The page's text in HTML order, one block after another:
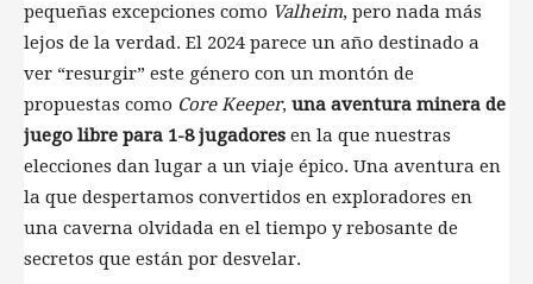
pequeñas excepciones como Valheim, pero nada más
lejos de la verdad. El 2024 parece un año destinado a
ver “resurgir” este género con un montón de
propuestas como Core Keeper, una aventura minera de
juego libre para 1-8 jugadores en la que nuestras
elecciones dan lugar a un viaje épico. Una aventura en
la que despertamos convertidos en exploradores en
una caverna olvidada en el tiempo y rebosante de
secretos que están por desvelar.